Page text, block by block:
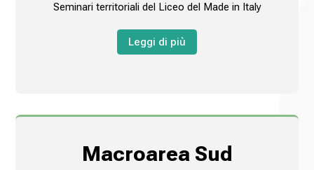
Seminari territoriali del Liceo del Made in Italy
Leggi di più
Macroarea Sud